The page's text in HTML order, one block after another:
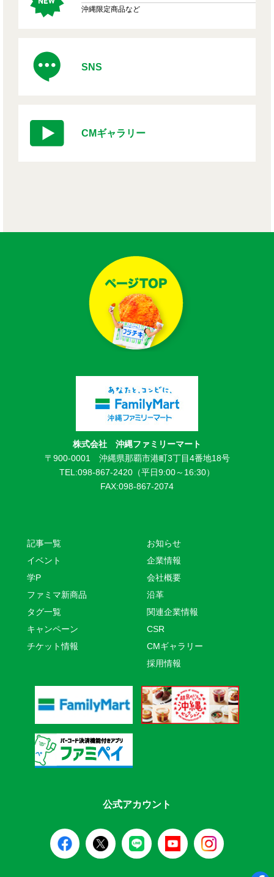
沖縄限定商品など
SNS
CMギャラリー
株式会社 沖縄ファミリーマート
〒900-0001 沖縄県那覇市港町3丁目4番地18号
TEL:098-867-2420（平日9:00～16:30）
FAX:098-867-2074
記事一覧
イベント
学P
ファミマ新商品
タグ一覧
キャンペーン
チケット情報
お知らせ
企業情報
会社概要
沿革
関連企業情報
CSR
CMギャラリー
採用情報
公式アカウント